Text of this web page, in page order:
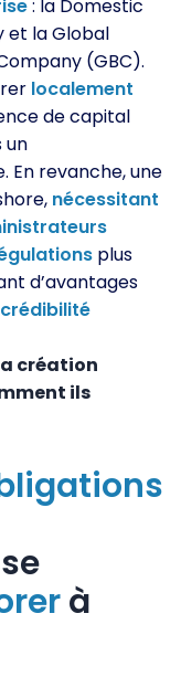
: la Domestic
et la Global
(GBC).
localement
de capital
un
En revanche, une
nécessitant
plus
d’avantages
crédibilité
création
ils
à